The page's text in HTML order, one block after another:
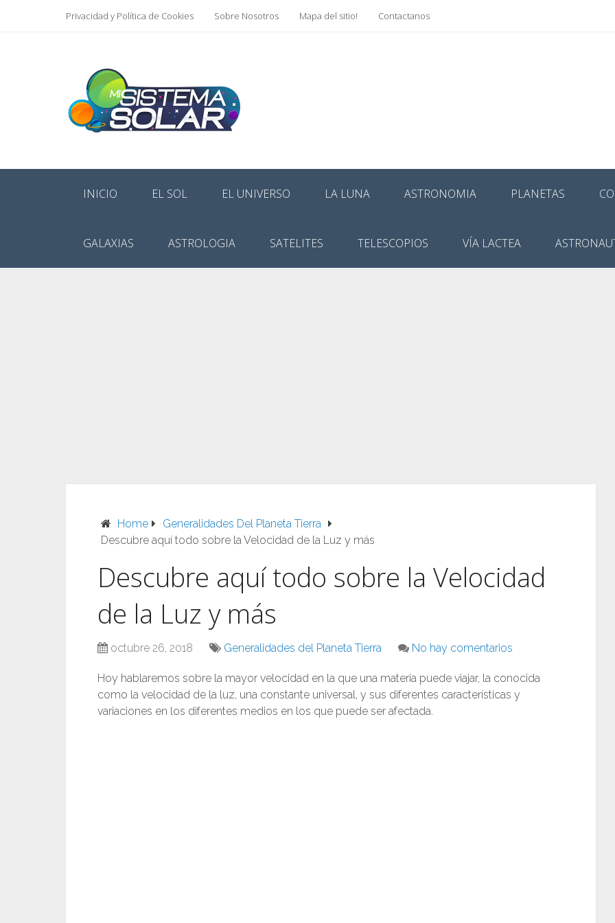
Privacidad y Política de Cookies Sobre Nosotros Mapa del sitio! Contactanos
INICIO EL SOL EL UNIVERSO LA LUNA ASTRONOMIA PLANETAS
GALAXIAS ASTROLOGIA SATELITES TELESCOPIOS VÍA LACTEA
Home
Generalidades Del Planeta Tierra
Descubre aquí todo sobre la Velocidad de la Luz y más
Descubre aquí todo sobre la Velocidad
de la Luz y más
octubre 26, 2018 Generalidades del Planeta Tierra No hay comentarios
Hoy hablaremos sobre la mayor velocidad en la que una materia puede viajar, la conocida
como la velocidad de la luz, una constante universal, y sus diferentes características y
variaciones en los diferentes medios en los que puede ser afectada.